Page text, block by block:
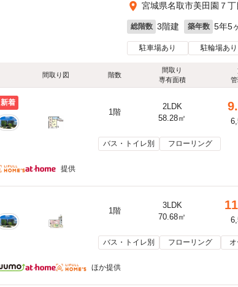
宮城県名取市美田園７
総階数 3階建 築年数 5年5
駐車場あり 駐輪場あり
間取り図 階数
間取り
専有面積
新着
1階
2LDK
58.28㎡
バス・トイレ別 フローリング
提供
1階
3LDK
70.68㎡
バス・トイレ別 フローリング
ほか提供